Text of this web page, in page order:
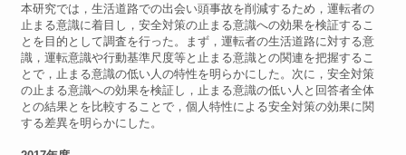
本研究では，生活道路での出会い頭事故を削減するため，運転者の
止まる意識に着目し，安全対策の止まる意識への効果を検証するこ
とを目的として調査を行った。まず，運転者の生活道路に対する意
識，運転意識や行動基準尺度等と止まる意識との関連を把握するこ
とで，止まる意識の低い人の特性を明らかにした。次に，安全対策
の止まる意識への効果を検証し，止まる意識の低い人と回答者全体
との結果とを比較することで，個人特性による安全対策の効果に関
する差異を明らかにした。